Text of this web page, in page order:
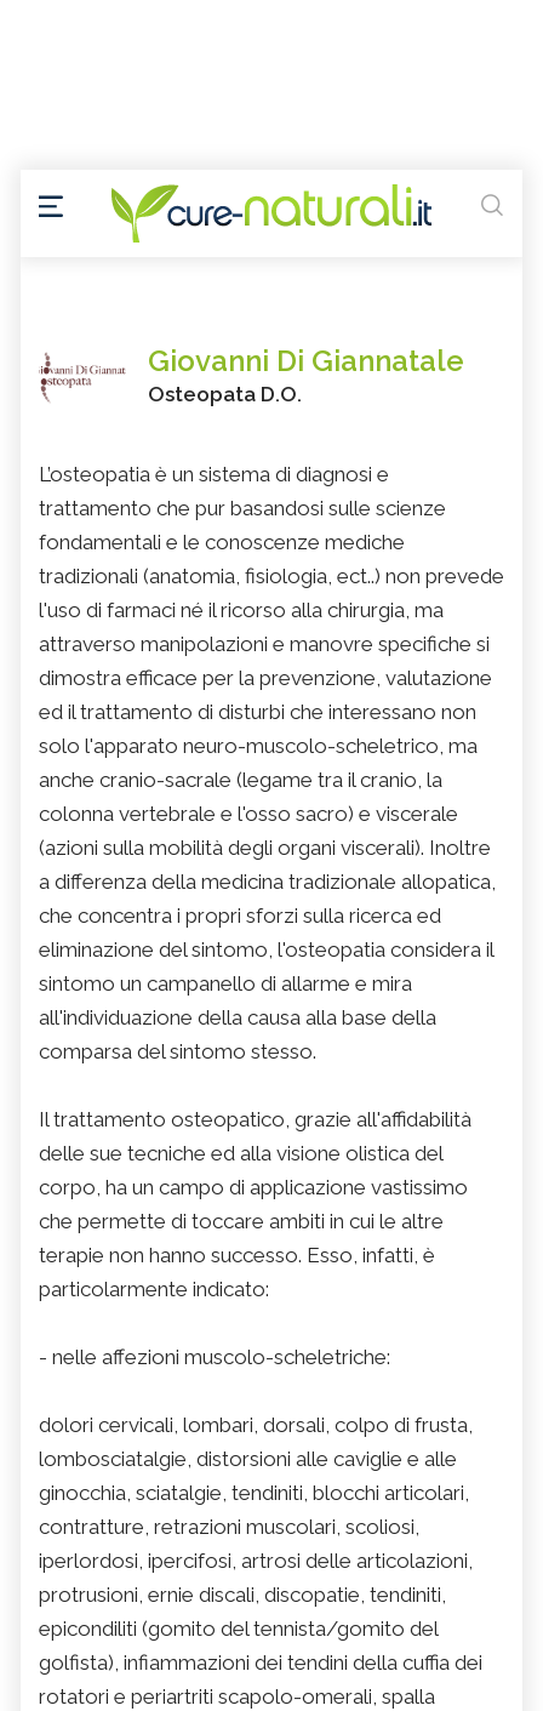
Giovanni Di Giannatale
Osteopata D.O.
L’osteopatia è un sistema di diagnosi e
trattamento che pur basandosi sulle scienze
fondamentali e le conoscenze mediche
tradizionali (anatomia, fisiologia, ect..) non prevede
l'uso di farmaci né il ricorso alla chirurgia, ma
attraverso manipolazioni e manovre specifiche si
dimostra efficace per la prevenzione, valutazione
ed il trattamento di disturbi che interessano non
solo l'apparato neuro-muscolo-scheletrico, ma
anche cranio-sacrale (legame tra il cranio, la
colonna vertebrale e l'osso sacro) e viscerale
(azioni sulla mobilità degli organi viscerali). Inoltre
a differenza della medicina tradizionale allopatica,
che concentra i propri sforzi sulla ricerca ed
eliminazione del sintomo, l'osteopatia considera il
sintomo un campanello di allarme e mira
all'individuazione della causa alla base della
comparsa del sintomo stesso.
Il trattamento osteopatico, grazie all'affidabilità
delle sue tecniche ed alla visione olistica del
corpo, ha un campo di applicazione vastissimo
che permette di toccare ambiti in cui le altre
terapie non hanno successo. Esso, infatti, è
particolarmente indicato:
- nelle affezioni muscolo-scheletriche:
dolori cervicali, lombari, dorsali, colpo di frusta,
lombosciatalgie, distorsioni alle caviglie e alle
ginocchia, sciatalgie, tendiniti, blocchi articolari,
contratture, retrazioni muscolari, scoliosi,
iperlordosi, ipercifosi, artrosi delle articolazioni,
protrusioni, ernie discali, discopatie, tendiniti,
epicondiliti (gomito del tennista/gomito del
golfista), infiammazioni dei tendini della cuffia dei
rotatori e periartriti scapolo-omerali, spalla